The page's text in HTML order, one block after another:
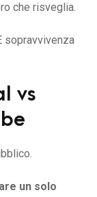
che risveglia.
sopravvivenza
vs
un solo